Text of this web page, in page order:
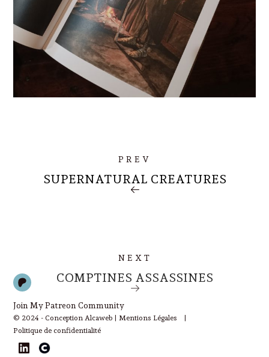
PREV
SUPERNATURAL CREATURES
NEXT
COMPTINES ASSASSINES
Join My Patreon Community
© 2024 - Conception Alcaweb |Mentions Légales
Politique de confidentialité